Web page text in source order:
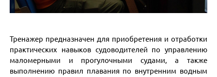
Тренажер предназначен для приобретения и отработки
практических навыков судоводителей по управлению
маломерными и прогулочными судами, а также
выполнению правил плавания по внутренним водным